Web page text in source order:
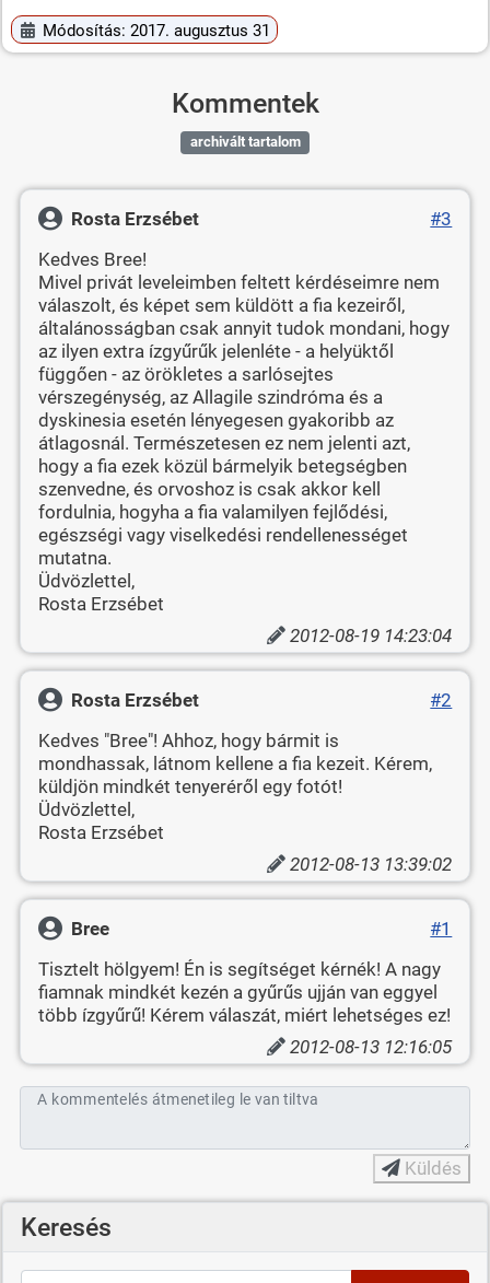
Módosítás: 2017. augusztus 31
Kommentek
archivált tartalom
Rosta Erzsébet
#3
Kedves Bree!
Mivel privát leveleimben feltett kérdéseimre nem
válaszolt, és képet sem küldött a fia kezeiről,
általánosságban csak annyit tudok mondani, hogy
az ilyen extra ízgyűrűk jelenléte - a helyüktől
függően - az örökletes a sarlósejtes
vérszegénység, az Allagile szindróma és a
dyskinesia esetén lényegesen gyakoribb az
átlagosnál. Természetesen ez nem jelenti azt,
hogy a fia ezek közül bármelyik betegségben
szenvedne, és orvoshoz is csak akkor kell
fordulnia, hogyha a fia valamilyen fejlődési,
egészségi vagy viselkedési rendellenességet
mutatna.
Üdvözlettel,
Rosta Erzsébet
2012-08-19 14:23:04
Rosta Erzsébet
#2
Kedves "Bree"! Ahhoz, hogy bármit is
mondhassak, látnom kellene a fia kezeit. Kérem,
küldjön mindkét tenyeréről egy fotót!
Üdvözlettel,
Rosta Erzsébet
2012-08-13 13:39:02
Bree
#1
Tisztelt hölgyem! Én is segítséget kérnék! A nagy
fiamnak mindkét kezén a gyűrűs ujján van eggyel
több ízgyűrű! Kérem válaszát, miért lehetséges ez!
2012-08-13 12:16:05
A kommentelés átmenetileg le van tiltva
Küldés
Keresés